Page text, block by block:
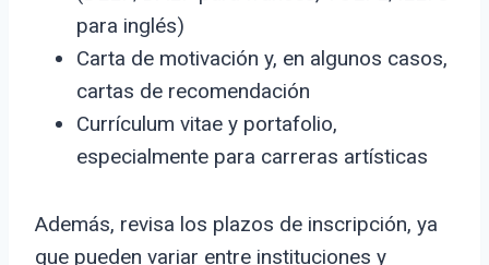
para inglés)
Carta de motivación y, en algunos casos,
cartas de recomendación
Currículum vitae y portafolio,
especialmente para carreras artísticas
Además, revisa los plazos de inscripción, ya
que pueden variar entre instituciones y